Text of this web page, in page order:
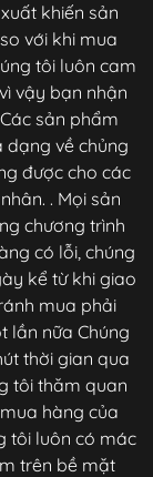
khiến sản
với khi mua
tôi luôn cam
vậy bạn nhận
sản phẩm
dạng về chủng
được cho các
. Mọi sản
chương trình
có lỗi, chúng
kể từ khi giao
mua phải
lần nữa Chúng
thời gian qua
tôi thăm quan
hàng của
tôi luôn có mác
trên bề mặt